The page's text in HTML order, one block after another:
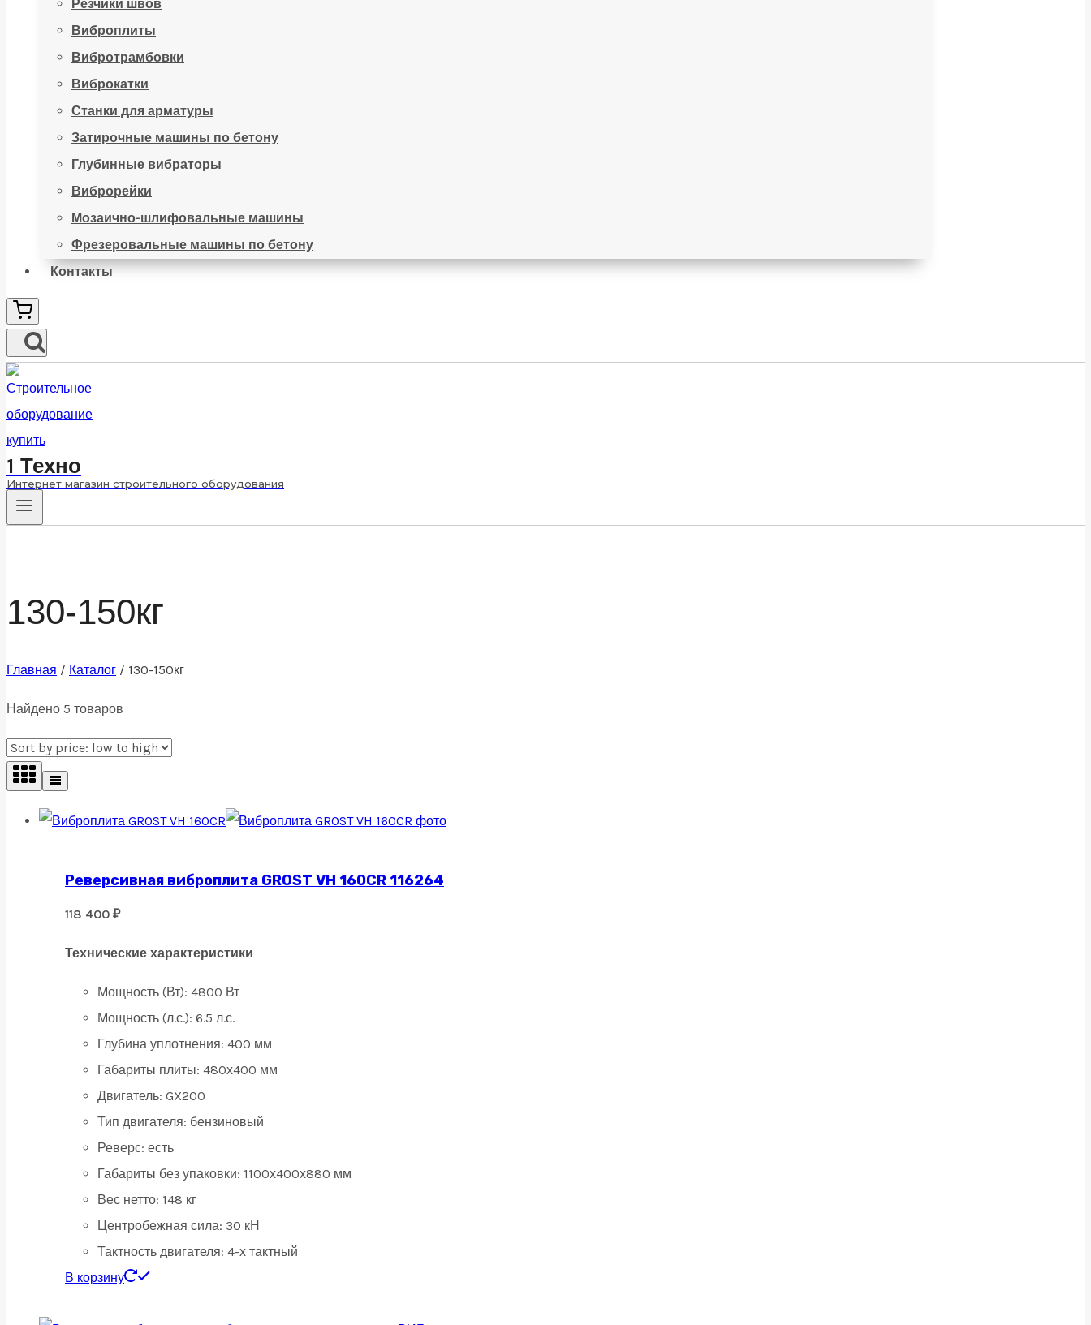
Резчики швов
Виброплиты
Вибротрамбовки
Виброкатки
Станки для арматуры
Затирочные машины по бетону
Глубинные вибраторы
Виброрейки
Мозаично-шлифовальные машины
Фрезеровальные машины по бетону
Контакты
1 Техно
Интернет магазин строительного оборудования
130-150кг
Главная / Каталог / 130-150кг
Найдено 5 товаров
Реверсивная виброплита GROST VH 160CR 116264
118 400 ₽
Технические характеристики
Мощность (Вт): 4800 Вт
Мощность (л.с.): 6.5 л.с.
Глубина уплотнения: 400 мм
Габариты плиты: 480х400 мм
Двигатель: GX200
Тип двигателя: бензиновый
Реверс: есть
Габариты без упаковки: 1100х400х880 мм
Вес нетто: 148 кг
Центробежная сила: 30 кН
Тактность двигателя: 4-х тактный
В корзину